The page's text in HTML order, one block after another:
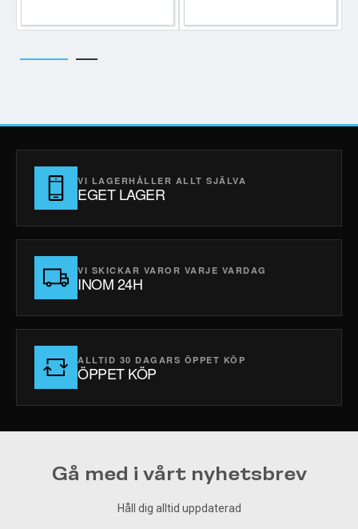
VI LAGERHÅLLER ALLT SJÄLVA
EGET LAGER
VI SKICKAR VAROR VARJE VARDAG
INOM 24H
ALLTID 30 DAGARS ÖPPET KÖP
ÖPPET KÖP
Gå med i vårt nyhetsbrev
Håll dig alltid uppdaterad